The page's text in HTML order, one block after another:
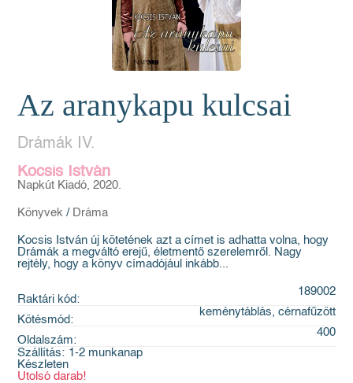
Az aranykapu kulcsai
Drámák IV.
Kocsis István
Napkút Kiadó, 2020.
Könyvek / Dráma
Kocsis István új kötetének azt a címet is adhatta volna, hogy
Drámák a megváltó erejű, életmentő szerelemről. Nagy
rejtély, hogy a könyv címadójául inkább...
Raktári kód:
189002
Kötésmód:
keménytáblás, cérnafűzött
Oldalszám:
400
Szállítás: 1-2 munkanap
Készleten
Utolsó darab!